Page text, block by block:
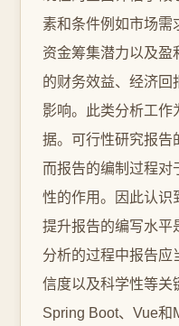
素和条件例如市场需
资金筹集潜力以及盈
的财务效益、经济回
影响。此类分析工作
据。可行性研究报告
而报告的编制过程对
性的作用。因此认识
提升报告的编写水平
分析的过程中报告应
信度以及科学性等关
Spring Boot、Vue和